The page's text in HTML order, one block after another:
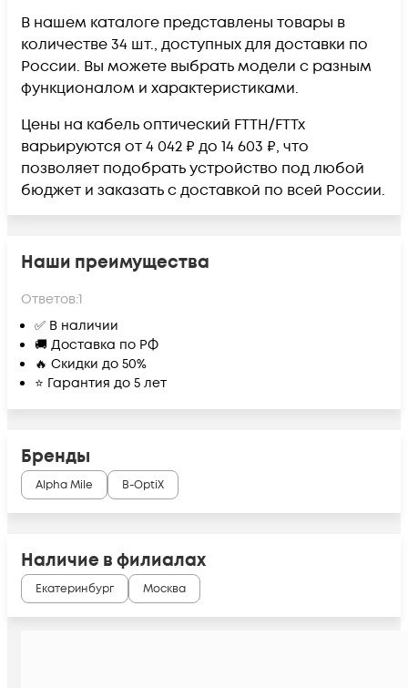
В нашем каталоге представлены товары в
количестве 34 шт., доступных для доставки по
России. Вы можете выбрать модели с разным
функционалом и характеристиками.
Цены на кабель оптический FTTH/FTTx
варьируются от 4 042 ₽ до 14 603 ₽, что
позволяет подобрать устройство под любой
бюджет и заказать с доставкой по всей России.
Наши преимущества
Ответов:1
✅ В наличии
🚚 Доставка по РФ
🔥 Скидки до 50%
⭐ Гарантия до 5 лет
Бренды
Alpha Mile B-OptiX
Наличие в филиалах
Екатеринбург Москва